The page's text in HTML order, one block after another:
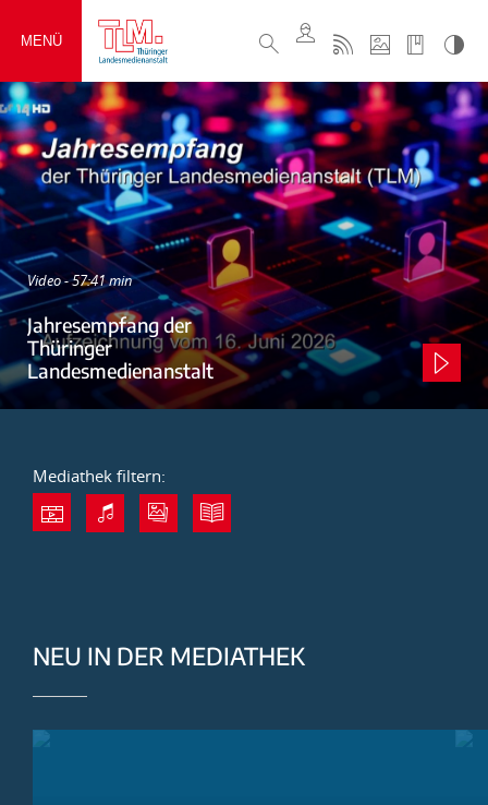
MENÜ
Video - 57:41 min
Jahresempfang der
Thüringer
Landesmedienanstalt
Mediathek filtern:
NEU IN DER MEDIATHEK